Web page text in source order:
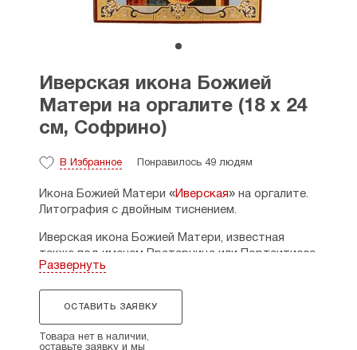
Иверская икона Божией
Матери на оргалите (18 х 24
см, Софрино)
В Избранное Понравилось 49 людям
Икона Божией Матери «Иверская»на оргалите.
Литография с двойным тиснением.
Иверская икона Божией Матери, известная
также под именем Вратарница или Портаитисса,
является одной из самых почитаемых святынь
с Иверским монастырем на Святой Горе Афон,
более тысячи лет, никогда не покидая пределов
Развернуть
ОСТАВИТЬ ЗАЯВКУ
Товара нет в наличии,
оставьте заявку и мы